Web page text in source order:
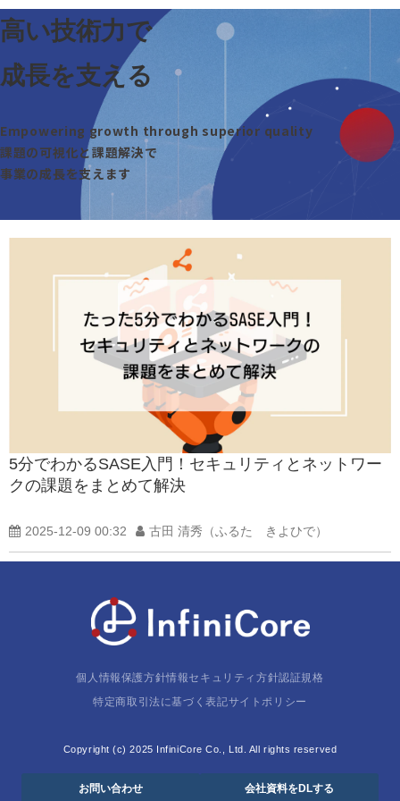
高い技術力で
成長を支える
Empowering growth through superior quality
課題の可視化と課題解決で
事業の成長を支えます
5分でわかるSASE入門！セキュリティとネットワー
クの課題をまとめて解決
2025-12-09 00:32 古田 清秀（ふるた きよひで）
お問い合わせ 会社資料をDLする
個人情報保護方針情報セキュリティ方針認証規格
特定商取引法に基づく表記サイトポリシー
Copyright (c) 2025 InfiniCore Co., Ltd. All rights reserved